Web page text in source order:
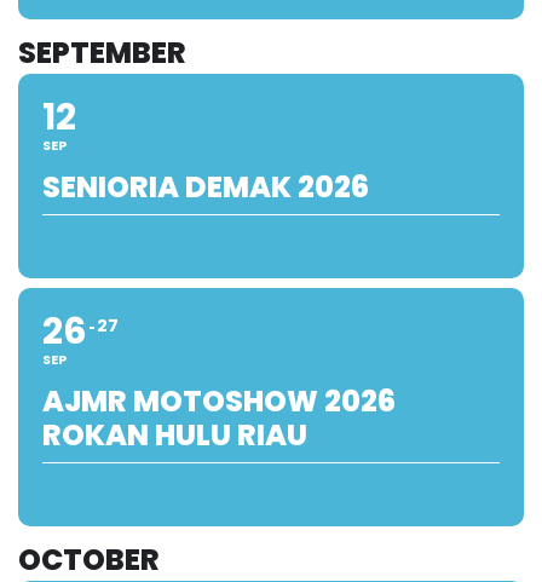
SEPTEMBER
12
SEP
SENIORIA DEMAK 2026
26
SEP
27
AJMR MOTOSHOW 2026
ROKAN HULU RIAU
OCTOBER